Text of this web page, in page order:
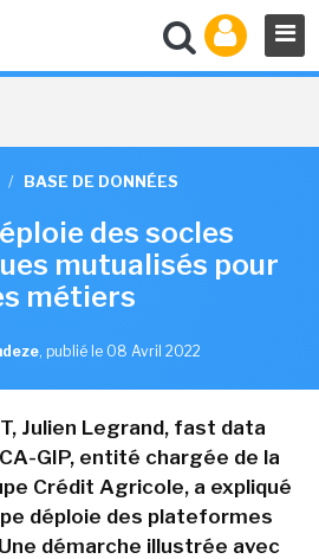
/ BASE DE DONNÉES
des socles
mutualisés pour
métiers
, publié le 08 Avril 2022
Julien Legrand, fast data
GIP, entité chargée de la
Crédit Agricole, a expliqué
déploie des plateformes
démarche illustrée avec